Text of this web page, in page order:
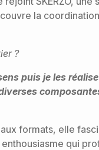
la
?
puis je les
formats, elle
qui